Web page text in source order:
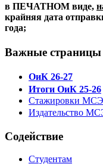
в ПЕЧАТНОМ виде,
крайняя дата
года;
Важные страницы
ОиК 26-27
Итоги ОиК 25-26
Стажировки
Издательство
Содействие
Студентам